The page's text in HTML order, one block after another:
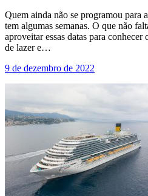
Quem ainda não se programou para
tem algumas semanas. O que não
aproveitar essas datas para
de lazer e…
9 de dezembro de 2022